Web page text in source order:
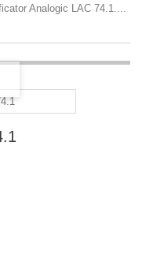
Analogic LAC 74.1....